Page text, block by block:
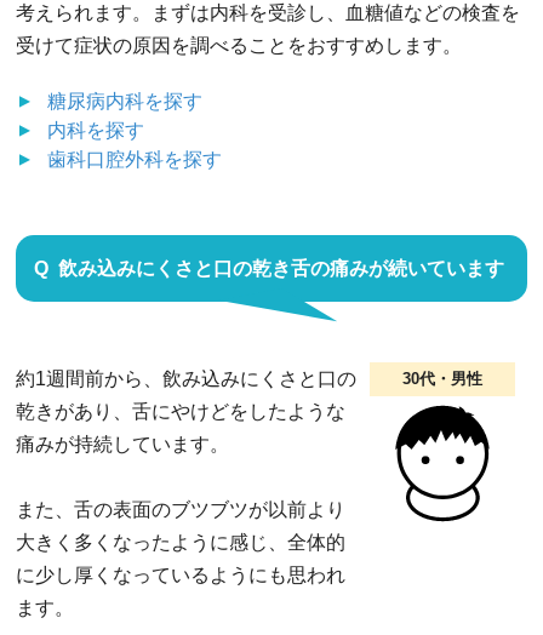
考えられます。まずは内科を受診し、血糖値などの検査を
受けて症状の原因を調べることをおすすめします。
糖尿病内科を探す
内科を探す
歯科口腔外科を探す
飲み込みにくさと口の乾き舌の痛みが続いています
30代・男性
約1週間前から、飲み込みにくさと口の
乾きがあり、舌にやけどをしたような
痛みが持続しています。
また、舌の表面のブツブツが以前より
大きく多くなったように感じ、全体的
に少し厚くなっているようにも思われ
ます。